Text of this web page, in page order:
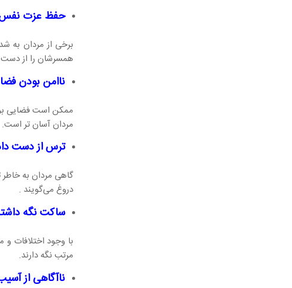
حفظ عزت
برخی از مردان به
همسرشان را از دست
ناامن بودن فضا
ممکن است فضایی
مردان آسان تر است.
ترس از دست
گاهی مردان به
دروغ می‌گویند .
ساکت نگه
با وجود اختلافات و
مرتب نگه دارند.
ناآگاهی از